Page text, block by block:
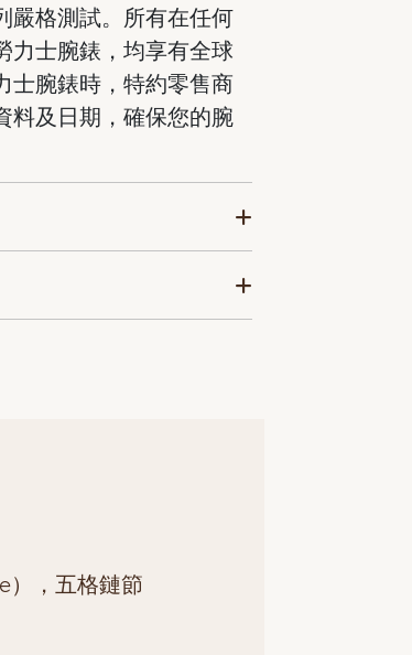
嚴格測試。所有在任何
力士腕錶，均享有全球
士腕錶時，特約零售商
料及日期，確保您的腕
），五格鏈節